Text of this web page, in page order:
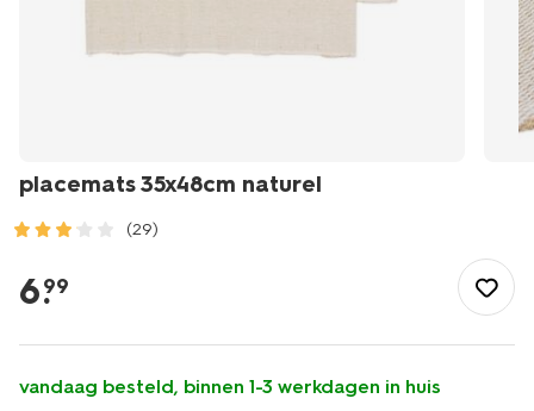
placemats 35x48cm naturel
(29)
tafelen/keukentextiel-
tafeltextiel/placemats/placemats-
naturel-
5330033.html
6.
99
vandaag besteld, binnen 1-3 werkdagen in huis